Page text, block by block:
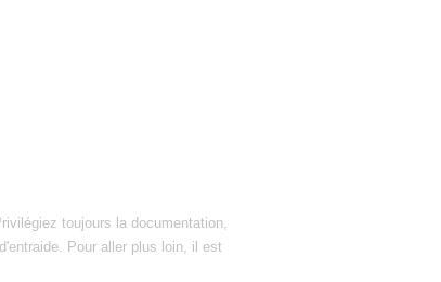
toujours la documentation,
Pour aller plus loin, il est